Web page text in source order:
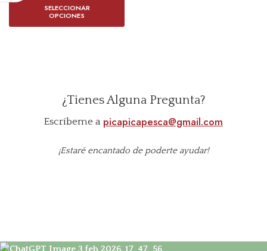
SELECCIONAR
OPCIONES
¿Tienes Alguna Pregunta?
Escríbeme a picapicapesca@gmail.com
¡Estaré encantado de poderte ayudar!